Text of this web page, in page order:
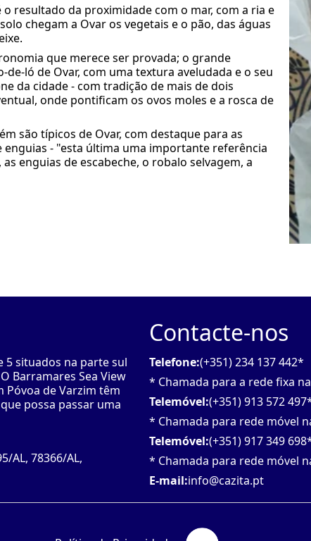
resultado da proximidade com o mar, com a ria e
chegam a Ovar os vegetais e o pão, das águas
que merece ser provada; o grande
de-ló de Ovar, com uma textura aveludada e o seu
da cidade - com tradição de mais de dois
onde pontificam os ovos moles e a rosca de
são típicos de Ovar, com destaque para as
enguias - "esta última uma importante referência
enguias de escabeche, o robalo selvagem, a
5 situados na parte sul
Barramares Sea View
Póvoa de Varzim têm
possa passar uma
AL, 78366/AL,
Contacte-nos
Telefone:(+351) 234 137 442*
* Chamada para a rede fixa
Telemóvel:(+351) 913 572
* Chamada para rede móvel
Telemóvel:(+351) 917 349
* Chamada para rede móvel
E-mail:info@cazita.pt